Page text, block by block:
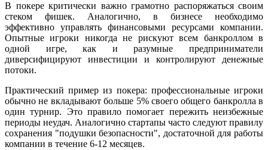
В покере критически важно грамотно распоряжаться своим
стеком фишек. Аналогично, в бизнесе необходимо
эффективно управлять финансовыми ресурсами компании.
Опытные игроки никогда не рискуют всем банкроллом в
одной игре, как и разумные предприниматели
диверсифицируют инвестиции и контролируют денежные
потоки.
Практический пример из покера: профессиональные игроки
обычно не вкладывают больше 5% своего общего банкролла в
один турнир. Это правило помогает пережить неизбежные
периоды неудач. Аналогично стартапы часто следуют правилу
сохранения "подушки безопасности", достаточной для работы
компании в течение 6-12 месяцев.